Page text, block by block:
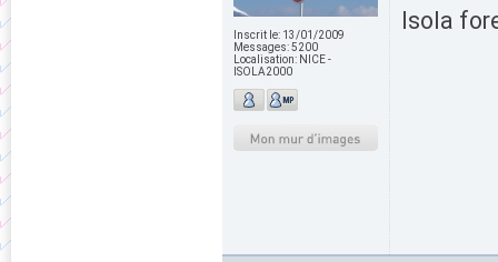
Inscrit le: 13/01/2009
Messages:5200
Localisation: NICE -
ISOLA2000
Isola